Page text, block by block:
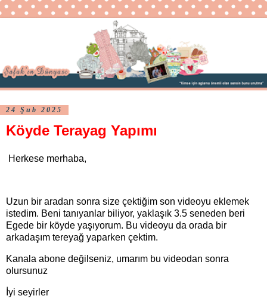
24 Şub 2025
Köyde Terayag Yapımı
Herkese merhaba,
Uzun bir aradan sonra size çektiğim son videoyu eklemek
istedim. Beni tanıyanlar biliyor, yaklaşık 3.5 seneden beri
Egede bir köyde yaşıyorum. Bu videoyu da orada bir
arkadaşım tereyağ yaparken çektim.
Kanala abone değilseniz, umarım bu videodan sonra
olursunuz
İyi seyirler